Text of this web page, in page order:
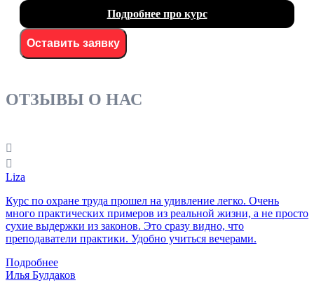
Подробнее про курс
Оставить заявку
ОТЗЫВЫ О НАС
Liza
Курс по охране труда прошел на удивление легко. Очень
много практических примеров из реальной жизни, а не просто
сухие выдержки из законов. Это сразу видно, что
преподаватели практики. Удобно учиться вечерами.
Подробнее
Илья Булдаков